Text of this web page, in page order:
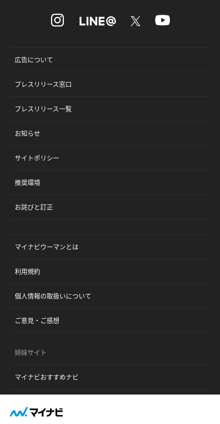
広告について
プレスリリース窓口
プレスリリース一覧
お知らせ
サイトポリシー
推奨環境
お詫びと訂正
マイナビウーマンとは
利用規約
個人情報の取扱いについて
ご意見・ご感想
姉妹サイト
マイナビおすすめナビ